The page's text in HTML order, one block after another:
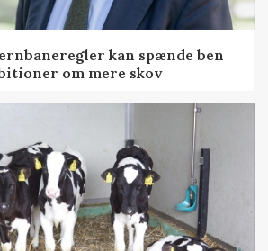
kan spænde ben
om mere skov